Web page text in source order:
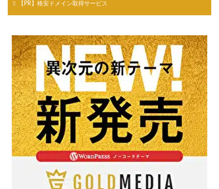
【PR】格安ドメイン取得サービス